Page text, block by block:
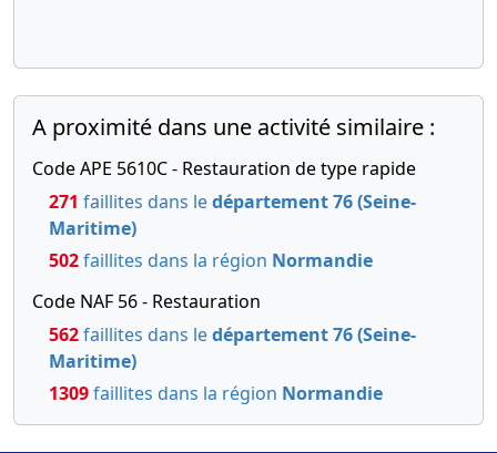
A proximité dans une activité similaire :
Code APE 5610C - Restauration de type rapide
271 faillites dans ledépartement 76 (Seine-
Maritime)
502faillites dans la région Normandie
Code NAF 56 - Restauration
562faillites dans ledépartement 76 (Seine-
Maritime)
1309faillites dans la région Normandie